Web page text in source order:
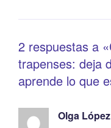
2 respuestas a
trapenses: deja
aprende lo que
Olga López